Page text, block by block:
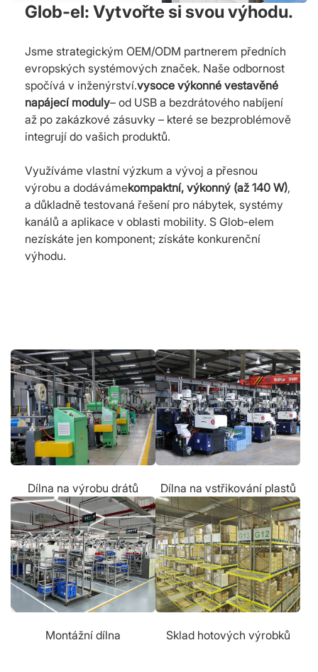
Glob-el: Vytvořte si svou výhodu.
Jsme strategickým OEM/ODM partnerem předních
evropských systémových značek. Naše odbornost
spočívá v inženýrství.vysoce výkonné vestavěné
napájecí moduly– od USB a bezdrátového nabíjení
až po zakázkové zásuvky – které se bezproblémově
integrují do vašich produktů.
Využíváme vlastní výzkum a vývoj a přesnou
výrobu a dodávámekompaktní, výkonný (až 140 W),
a důkladně testovaná řešení pro nábytek, systémy
kanálů a aplikace v oblasti mobility. S Glob-elem
nezískáte jen komponent; získáte konkurenční
výhodu.
Dílna na výrobu drátů Dílna na vstřikování plastů
Montážní dílna Sklad hotových výrobků